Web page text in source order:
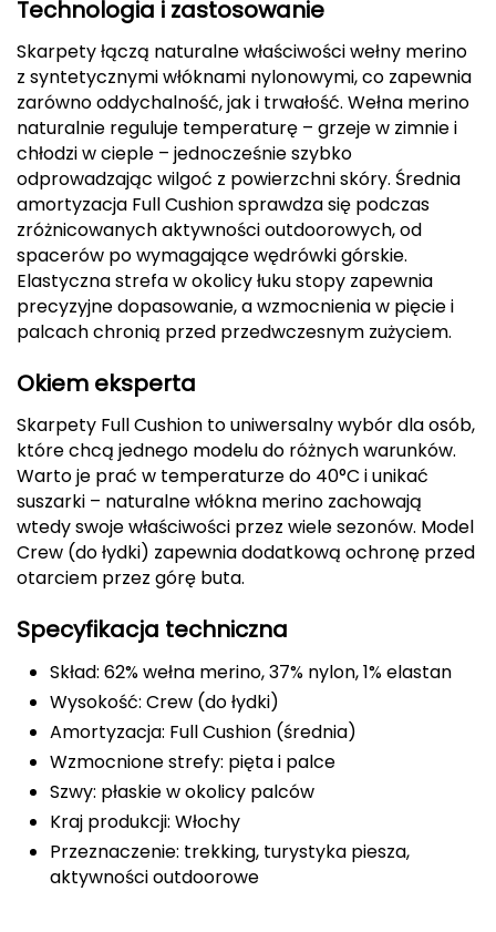
Dolomite
E
EISBAR
ENERO
ENERO CAMP
ENERO PRO
Elmer by Swany
Extremities
F
FASHY
Fjord Nansen
G
GIVOVA
GSI Outdoors
Gear Aid
Gerber
Giant Dragon
Technologia i zastosowanie
Skarpety łączą naturalne właściwości wełny merino
z syntetycznymi włóknami nylonowymi, co zapewnia
zarówno oddychalność, jak i trwałość. Wełna merino
naturalnie reguluje temperaturę – grzeje w zimnie i
chłodzi w cieple – jednocześnie szybko
odprowadzając wilgoć z powierzchni skóry. Średnia
amortyzacja Full Cushion sprawdza się podczas
zróżnicowanych aktywności outdoorowych, od
spacerów po wymagające wędrówki górskie.
Elastyczna strefa w okolicy łuku stopy zapewnia
precyzyjne dopasowanie, a wzmocnienia w pięcie i
palcach chronią przed przedwczesnym zużyciem.
Okiem eksperta
Skarpety Full Cushion to uniwersalny wybór dla osób,
które chcą jednego modelu do różnych warunków.
Warto je prać w temperaturze do 40°C i unikać
suszarki – naturalne włókna merino zachowają
wtedy swoje właściwości przez wiele sezonów. Model
Crew (do łydki) zapewnia dodatkową ochronę przed
otarciem przez górę buta.
Specyfikacja techniczna
Skład: 62% wełna merino, 37% nylon, 1% elastan
Wysokość: Crew (do łydki)
Amortyzacja: Full Cushion (średnia)
Wzmocnione strefy: pięta i palce
Szwy: płaskie w okolicy palców
Kraj produkcji: Włochy
Przeznaczenie: trekking, turystyka piesza,
aktywności outdoorowe